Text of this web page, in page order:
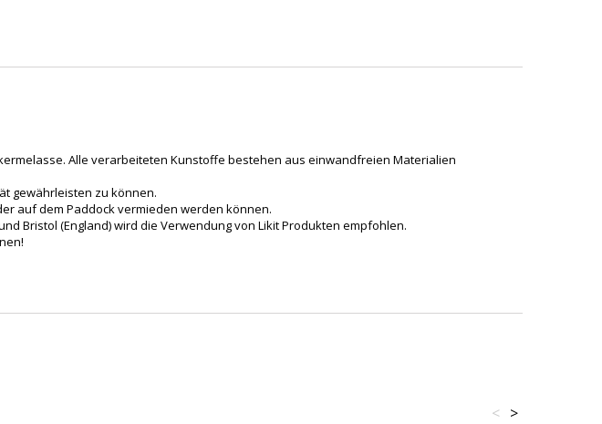
Alle verarbeiteten Kunstoffe bestehen aus einwandfreien Materialien
gewährleisten zu können.
auf dem Paddock vermieden werden können.
Bristol (England) wird die Verwendung von Likit Produkten empfohlen.
>
<